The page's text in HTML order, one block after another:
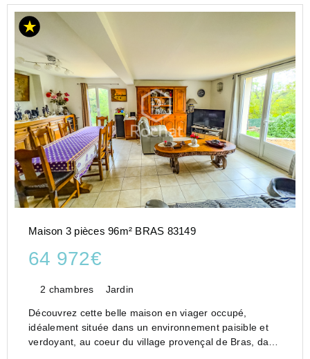
Maison 3 pièces 96m² BRAS 83149
64 972€
2 chambres Jardin
Découvrez cette belle maison en viager occupé,
idéalement située dans un environnement paisible et
verdoyant, au coeur du village provençal de Bras, dans